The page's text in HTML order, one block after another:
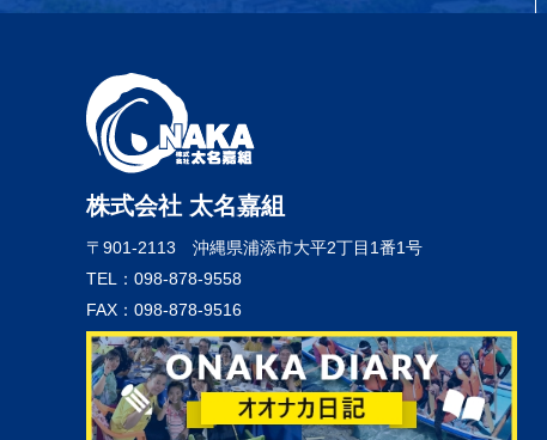
株式会社 太名嘉組
〒901-2113 沖縄県浦添市大平2丁目1番1号
TEL：098-878-9558
FAX：098-878-9516